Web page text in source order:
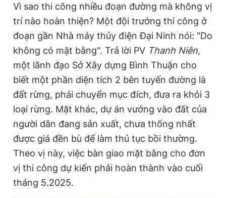
Vì sao thi công nhiều đoạn đường mà không vị
trí nào hoàn thiện? Một đội trưởng thi công ở
đoạn gần Nhà máy thủy điện Đại Ninh nói: "Do
không có mặt bằng". Trả lời PV Thanh Niên,
một lãnh đạo Sở Xây dựng Bình Thuận cho
biết một phần diện tích 2 bên tuyến đường là
đất rừng, phải chuyển mục đích, đưa ra khỏi 3
loại rừng. Mặt khác, dự án vướng vào đất của
người dân đang sản xuất, chưa thống nhất
được giá đền bù để làm thủ tục bồi thường.
Theo vị này, việc bàn giao mặt bằng cho đơn
vị thi công dự kiến phải hoàn thành vào cuối
tháng 5.2025.